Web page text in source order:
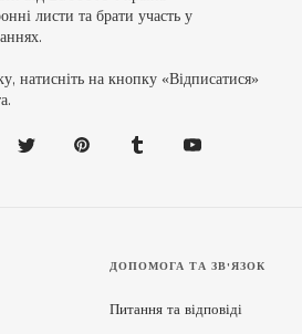
листи та брати участь у
натисніть на кнопку «Відписатися»
ДОПОМОГА ТА ЗВ'ЯЗОК
Питання та відповіді